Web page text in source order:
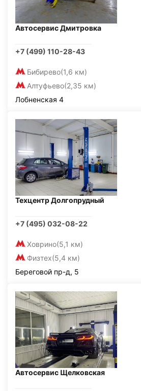
Автосервис Дмитровка
+7 (499) 110-28-43
Бибирево(1,6 км)
Алтуфьево(2,35 км)
Лобненская 4
Техцентр Долгопрудный
+7 (495) 032-08-22
Ховрино(5,1 км)
Физтех(5,4 км)
Береговой пр-д, 5
Автосервис Щелковская